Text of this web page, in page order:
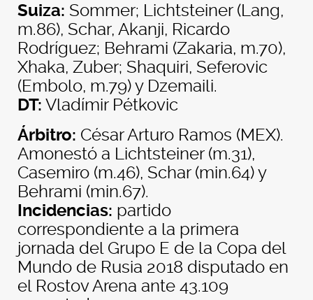
Suiza: Sommer; Lichtsteiner (Lang,
m.86), Schar, Akanji, Ricardo
Rodríguez; Behrami (Zakaria, m.70),
Xhaka, Zuber; Shaquiri, Seferovic
(Embolo, m.79) y Dzemaili.
DT: Vladímir Pétkovic
Árbitro: César Arturo Ramos (MEX).
Amonestó a Lichtsteiner (m.31),
Casemiro (m.46), Schar (min.64) y
Behrami (min.67).
Incidencias: partido
correspondiente a la primera
jornada del Grupo E de la Copa del
Mundo de Rusia 2018 disputado en
el Rostov Arena ante 43.109